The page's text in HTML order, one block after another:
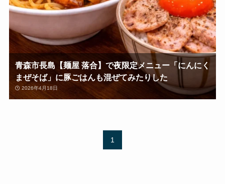
青森市長島【麺屋 落合】で夜限定メニュー「にんにく
まぜそば」に豚ごはんも混ぜてみたりした
2026年4月18日
1